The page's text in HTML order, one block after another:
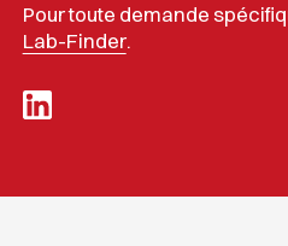
Pour toute demande
Lab-Finder.